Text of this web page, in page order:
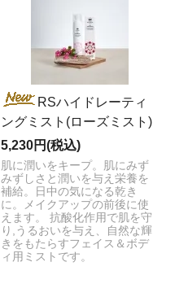
RSハイドレーティ
ングミスト(ローズミスト)
5,230円(税込)
肌に潤いをキープ。肌にみず
みずしさと潤いを与え栄養を
補給。日中の気になる乾き
に。メイクアップの前後に使
えます。 抗酸化作用で肌を守
り,うるおいを与え、自然な輝
きをもたらすフェイス＆ボデ
ィ用ミストです。